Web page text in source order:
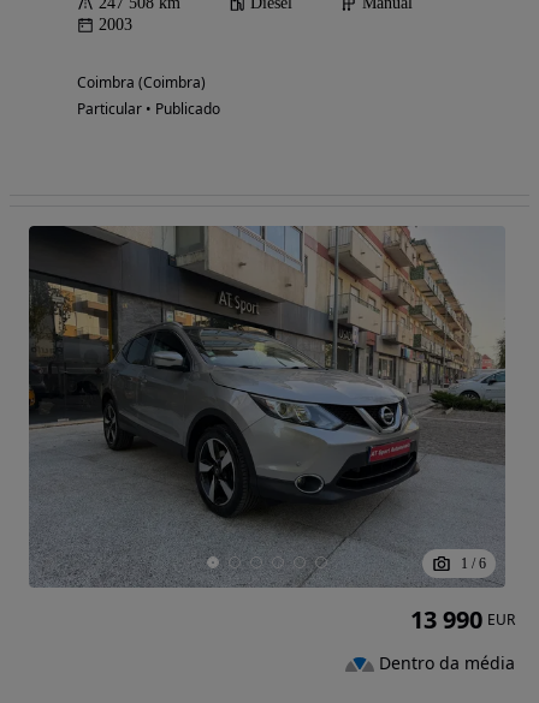
2003
Coimbra (Coimbra)
Particular • Publicado
1 / 6
13 990 EUR
Dentro da média